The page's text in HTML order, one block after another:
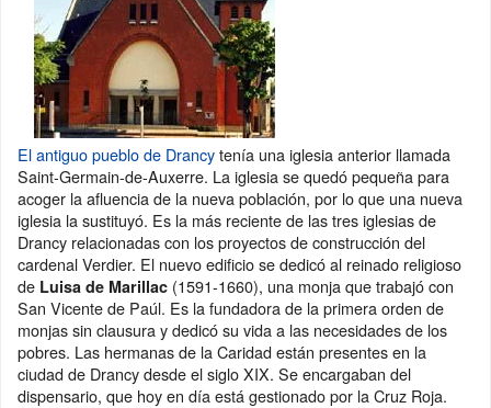
El antiguo pueblo de Drancytenía una iglesia anterior llamada
Saint-Germain-de-Auxerre. La iglesia se quedó pequeña para
acoger la afluencia de la nueva población, por lo que una nueva
iglesia la sustituyó. Es la más reciente de las tres iglesias de
Drancy relacionadas con los proyectos de construcción del
cardenal Verdier. El nuevo edificio se dedicó al reinado religioso
de Luisa de Marillac (1591-1660), una monja que trabajó con
San Vicente de Paúl. Es la fundadora de la primera orden de
monjas sin clausura y dedicó su vida a las necesidades de los
pobres. Las hermanas de la Caridad están presentes en la
ciudad de Drancy desde el siglo XIX. Se encargaban del
dispensario, que hoy en día está gestionado por la Cruz Roja.